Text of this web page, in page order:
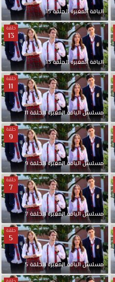
الياقة المغبرة الحلقة 15
حلقة
13
الياقة المغبرة الحلقة 13
حلقة
11
مسلسل الياقة المغبرة الحلقة 11
حلقة
9
مسلسل الياقة المغبرة الحلقة 9
حلقة
7
مسلسل الياقة المغبرة الحلقة 7
حلقة
5
مسلسل الياقة المغبرة الحلقة 5